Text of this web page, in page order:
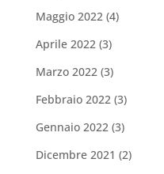
Maggio 2022(4)
Aprile 2022(3)
Marzo 2022(3)
Febbraio 2022(3)
Gennaio 2022(3)
Dicembre 2021 (2)